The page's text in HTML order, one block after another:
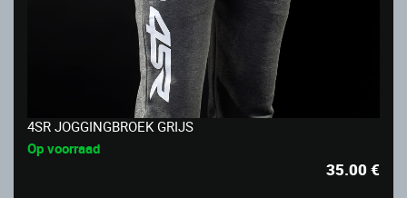
4SR JOGGINGBROEK GRIJS
Op voorraad
35.00€